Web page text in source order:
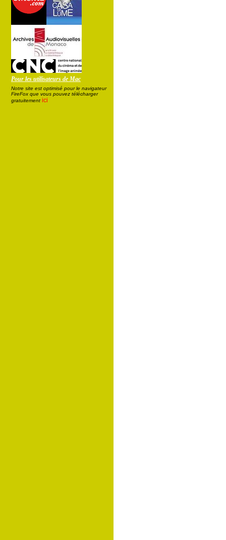
Pour les utilisateurs de Mac
Notre site est optimisé pour le navigateur
FireFox que vous pouvez télécharger
gratuitement ici